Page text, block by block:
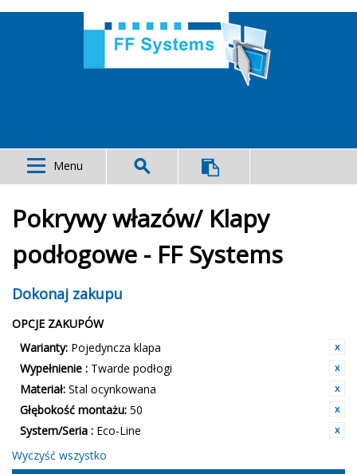
Menu
Pokrywy włazów/ Klapy
podłogowe - FF Systems
Dokonaj zakupu
OPCJE ZAKUPÓW
Warianty: Pojedyncza klapa
Wypełnienie : Twarde podłogi
Materiał: Stal ocynkowana
Głębokość montażu: 50
System/Seria : Eco-Line
Wyczyść wszystko